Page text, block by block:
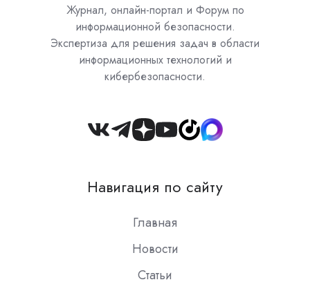
Журнал, онлайн-портал и Форум по
информационной безопасности.
Экспертиза для решения задач в области
информационных технологий и
кибербезопасности.
Join
Slack
Навигация по сайту
Главная
Новости
Статьи